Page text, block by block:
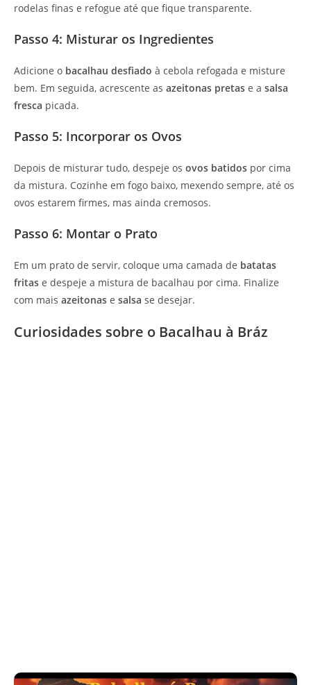
rodelas finas e refogue até que fique transparente.
Passo 4: Misturar os Ingredientes
Adicione o bacalhau desfiado à cebola refogada e misture
bem. Em seguida, acrescente as azeitonas pretas e a salsa
fresca picada.
Passo 5: Incorporar os Ovos
Depois de misturar tudo, despeje os ovos batidos por cima
da mistura. Cozinhe em fogo baixo, mexendo sempre, até os
ovos estarem firmes, mas ainda cremosos.
Passo 6: Montar o Prato
Em um prato de servir, coloque uma camada de batatas
fritas e despeje a mistura de bacalhau por cima. Finalize
com mais azeitonas e salsa se desejar.
Curiosidades sobre o Bacalhau à Bráz